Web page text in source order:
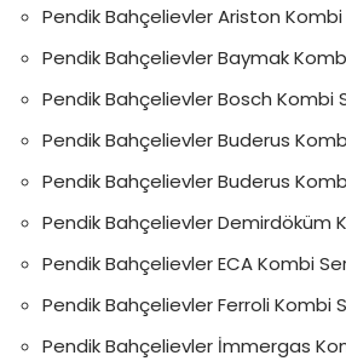
Pendik Bahçelievler Ariston Kombi
Pendik Bahçelievler Baymak
Pendik Bahçelievler Bosch Kombi
Pendik Bahçelievler Buderus
Pendik Bahçelievler Buderus
Pendik Bahçelievler Demirdöküm
Pendik Bahçelievler ECA Kombi
Pendik Bahçelievler Ferroli Kombi
Pendik Bahçelievler İmmergas